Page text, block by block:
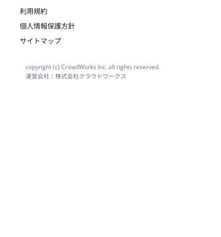
利用規約
個人情報保護方針
サイトマップ
copyright (c) CrowdWorks Inc. all rights reserved.
運営会社：株式会社クラウドワークス